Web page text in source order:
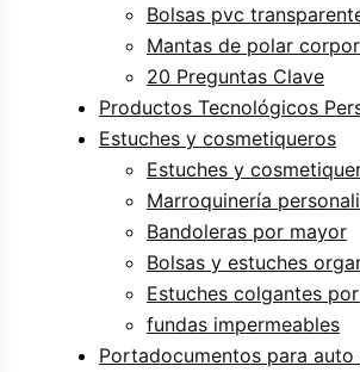
Bolsas pvc
Mantas de polar
20 Preguntas Clave
Productos Tecnológicos
Estuches y cosmetiqueros
Estuches y
Marroquinería
Bandoleras por mayor
Bolsas y estuches
Estuches colgantes
fundas impermeables
Portadocumentos para auto